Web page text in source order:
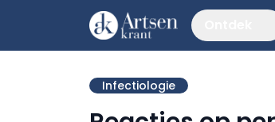
Infectiologie